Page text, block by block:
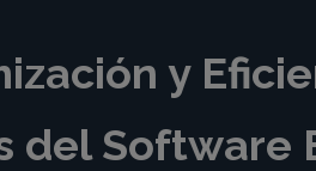
y
del Software